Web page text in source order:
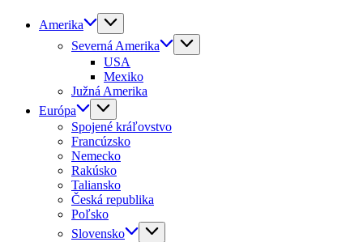
Amerika
Severná Amerika
USA
Mexiko
Južná Amerika
Európa
Spojené kráľovstvo
Francúzsko
Nemecko
Rakúsko
Taliansko
Česká republika
Poľsko
Slovensko